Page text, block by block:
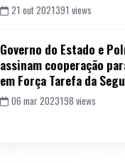
21 out 2021391 views
Governo do Estado e
assinam cooperação
em Força Tarefa da
06 mar 2023198 views